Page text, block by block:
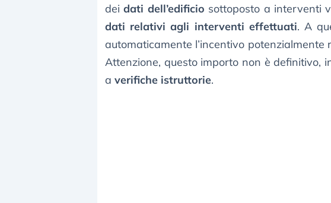
deidati dell’edificio sottoposto a interventi
dati relativi agli interventi effettuati. A
automaticamente l’incentivo
Attenzione, questo importo non è definitivo,
a verifiche istruttorie.